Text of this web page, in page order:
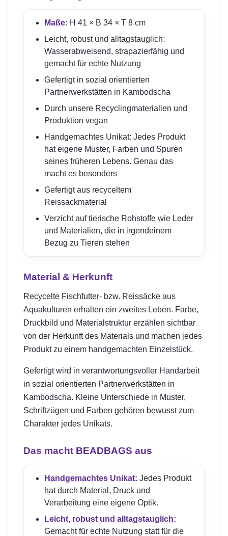
Maße: H 41 × B 34 × T 8 cm
Leicht, robust und alltagstauglich:
Wasserabweisend, strapazierfähig und
gemacht für echte Nutzung
Gefertigt in sozial orientierten
Partnerwerkstätten in Kambodscha
Durch unsere Recyclingmaterialien und
Produktion vegan
Handgemachtes Unikat: Jedes Produkt
hat eigene Muster, Farben und Spuren
seines früheren Lebens. Genau das
macht es besonders
Gefertigt aus recyceltem
Reissackmaterial
Verzicht auf tierische Rohstoffe wie Leder
und Materialien, die in irgendeinem
Bezug zu Tieren stehen
Material & Herkunft
Recycelte Fischfutter- bzw. Reissäcke aus
Aquakulturen erhalten ein zweites Leben. Farbe,
Druckbild und Materialstruktur erzählen sichtbar
von der Herkunft des Materials und machen jedes
Produkt zu einem handgemachten Einzelstück.
Gefertigt wird in verantwortungsvoller Handarbeit
in sozial orientierten Partnerwerkstätten in
Kambodscha. Kleine Unterschiede in Muster,
Schriftzügen und Farben gehören bewusst zum
Charakter jedes Unikats.
Das macht BEADBAGS aus
Handgemachtes Unikat: Jedes Produkt
hat durch Material, Druck und
Verarbeitung eine eigene Optik.
Leicht, robust und alltagstauglich:
Gemacht für echte Nutzung statt für die